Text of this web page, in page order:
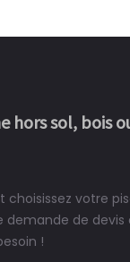
hors sol, bois
choisissez votre
de
!
devient enfin
chez moi.